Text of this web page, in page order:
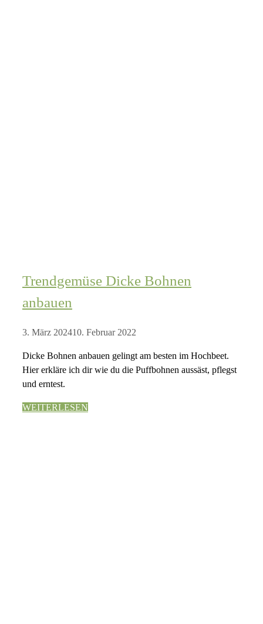
Trendgemüse Dicke Bohnen
anbauen
3. März 202410. Februar 2022
Dicke Bohnen anbauen gelingt am besten im Hochbeet.
Hier erkläre ich dir wie du die Puffbohnen aussäst, pflegst
und erntest.
WEITERLESEN